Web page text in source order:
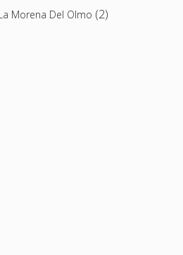
Morena Del Olmo (2)